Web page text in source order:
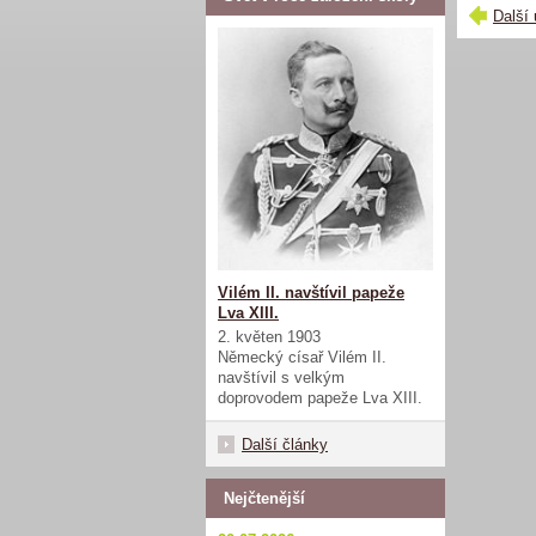
Další
Vilém II. navštívil papeže
Lva XIII.
2. květen 1903
Německý císař Vilém II.
navštívil s velkým
doprovodem papeže Lva XIII.
Další články
Nejčtenější